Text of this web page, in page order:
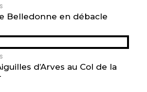
Belledonne en débacle
d’Arves au Col de la